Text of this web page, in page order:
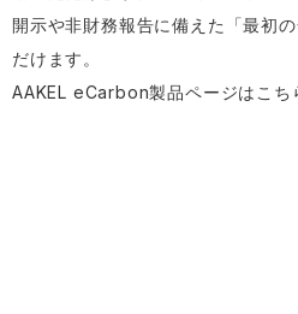
開示や非財務報告に備えた「最初
だけます。
AAKEL eCarbon製品ページはこち